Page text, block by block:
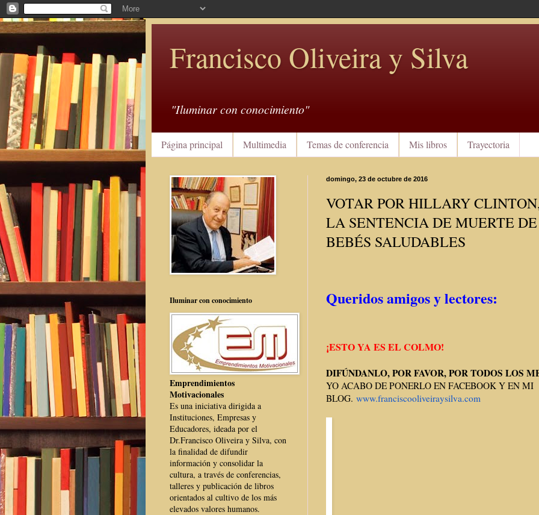
Francisco Oliveira y Silva
"Iluminar con conocimiento"
Página principal Multimedia Temas de conferencia Mis libros Trayectoria
domingo, 23 de octubre de 2016
VOTAR POR HILLARY
LA SENTENCIA DE MUERTE
BEBÉS SALUDABLES
Queridos amigos y lectores:
¡ESTO YA ES EL COLMO!
DIFÚNDANLO, POR FAVOR, POR TODOS LOS
YO ACABO DE PONERLO EN FACEBOOK Y EN MI
BLOG. www.franciscooliveiraysilva.com
Iluminar con conocimiento
Emprendimientos
Motivacionales
Es una iniciativa dirigida a
Instituciones, Empresas y
Educadores, ideada por el
Dr.Francisco Oliveira y Silva, con
la finalidad de difundir
información y consolidar la
cultura, a través de conferencias,
talleres y publicación de libros
orientados al cultivo de los más
elevados valores humanos.